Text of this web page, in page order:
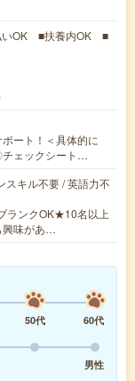
いOK ■扶養内OK ■
ート！＜具体的に
ェックシート…
スキル不要 / 英語力不
ランクOK★10名以上
興味があ…
50代
60代
男性